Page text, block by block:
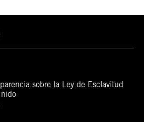
sobre la Ley de Esclavitud